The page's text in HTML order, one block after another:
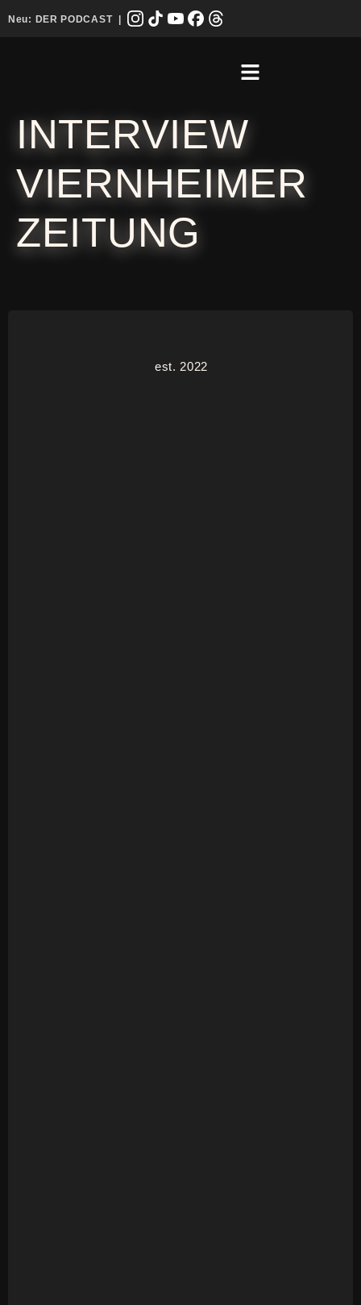
Neu: DER PODCAST|
INTERVIEW
VIERNHEIMER
ZEITUNG
est. 2022